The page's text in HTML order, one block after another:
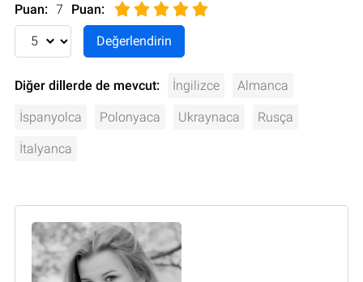
Puan: 7 Puan:
Diğer dillerde de mevcut: İngilizce Almanca
İspanyolca Polonyaca Ukraynaca Rusça
İtalyanca